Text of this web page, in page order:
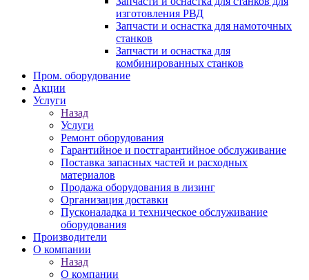
изготовления РВД
Запчасти и оснастка для намоточных
станков
Запчасти и оснастка для
комбинированных станков
Пром. оборудование
Акции
Услуги
Назад
Услуги
Ремонт оборудования
Гарантийное и постгарантийное обслуживание
Поставка запасных частей и расходных
материалов
Продажа оборудования в лизинг
Организация доставки
Пусконаладка и техническое обслуживание
оборудования
Производители
О компании
Назад
О компании